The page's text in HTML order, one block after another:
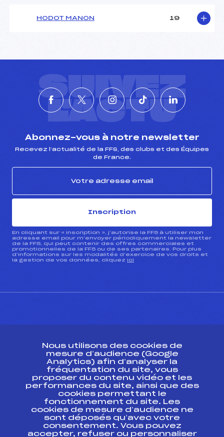
HODOT MANON 19
SUIVEZ
L'ACTU
Abonnez-vous à notre newsletter
Recevez l’actualité de la FFS, des clubs et des Équipes
de France.
Inscription
En cliquant sur « inscription », j’autorise la FFS à utiliser mon
adresse email pour m’envoyer périodiquement la newsletter
de la FFS, qui peut contenir des offres commerciales et
promotionnelles de la FFS ou de ses partenaires. Pour plus
d’informations sur les modalités d’exercice de vos droits et
la gestion de vos données, cliquez ici
Ressources
Pass’Neige
Projet sportif fédéral
Projet de performance fédéral
Antidopage
Pôle Développement, Formation, Suivi
Nous utilisons des cookies de
mesure d’audience (Google
Analytics) afin d’analyser la
fréquentation du site, vous
proposer du contenu vidéo et les
performances du site, ainsi que des
cookies permettant le
fonctionnement du site. Les
cookies de mesure d’audience ne
sont déposés qu’avec votre
consentement. Vous pouvez
accepter, refuser ou personnaliser